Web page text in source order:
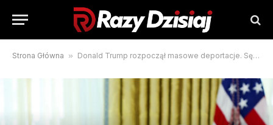
Strona Główna » Donald Trump rozpoczął masowe deportacje. Sędzia domaga się wyjaśnień